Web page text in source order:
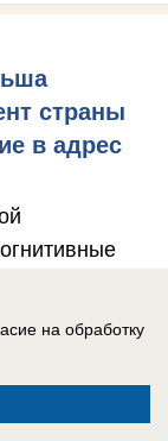
страны
в адрес
на обработку